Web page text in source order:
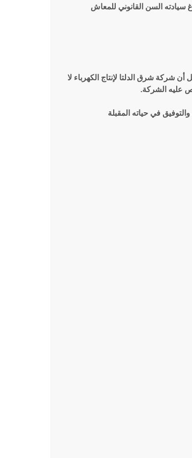
سيادته السن القانوني للمعاش
شركة شرق الدلتا لإنتاج الكهرباء لا
عليه الشركة.
في حياته المقبلة